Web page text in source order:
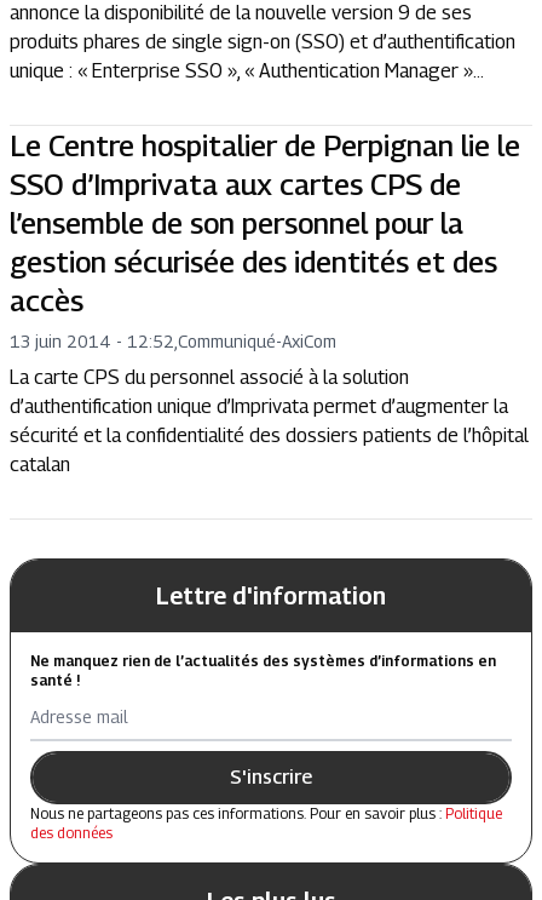
annonce la disponibilité de la nouvelle version 9 de ses
produits phares de single sign-on (SSO) et d’authentification
unique : « Enterprise SSO », « Authentication Manager »...
Le Centre hospitalier de Perpignan lie le
SSO d’Imprivata aux cartes CPS de
l’ensemble de son personnel pour la
gestion sécurisée des identités et des
accès
13 juin 2014 - 12:52 Communiqué-AxiCom
La carte CPS du personnel associé à la solution
d’authentification unique d’Imprivata permet d’augmenter la
sécurité et la confidentialité des dossiers patients de l’hôpital
catalan
Lettre d'information
Ne manquez rien de l’actualités des systèmes d’informations en
santé !
Adresse mail
S'inscrire
Nous ne partageons pas ces informations. Pour en savoir plus : Politique
des données